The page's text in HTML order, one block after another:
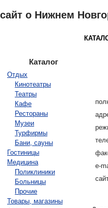
сайт о Нижнем
e-
Каталог
Отдых
Кинотеатры
Театры
Кафе
Рестораны
Музеи
Турфирмы
Бани, сауны
Гостиницы
Медицина
Поликлиники
Больницы
Прочие
Товары, магазины